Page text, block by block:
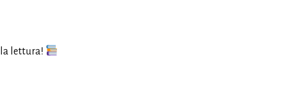
lettura!